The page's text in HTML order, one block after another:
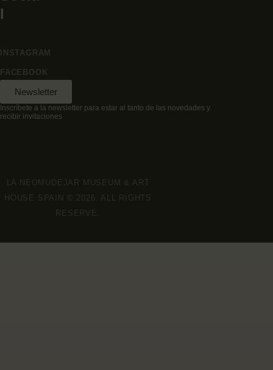
l
INSTAGRAM
FACEBOOK
Newsletter
Inscríbete a la newsletter para estar al tanto de las novedades y
recibir invitaciones
LA NEOMUDEJAR MUSEUM & ART
HOUSE SPAIN © 2026. ALL RIGHTS
RESERVE.